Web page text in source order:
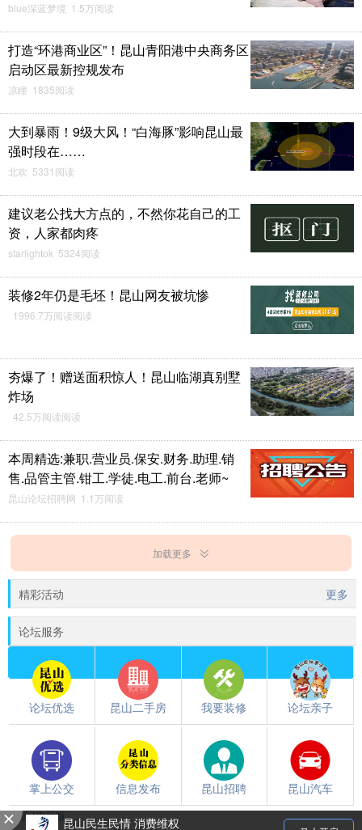
blue深蓝梦境 1.5万阅读
打造“环港商业区”！昆山青阳港中央商务区
启动区最新控规发布
凉瞳 1835阅读
大到暴雨！9级大风！“白海豚”影响昆山最
强时段在……
北欢 5331阅读
建议老公找大方点的，不然你花自己的工
资，人家都肉疼
starlightok 5324阅读
装修2年仍是毛坯！昆山网友被坑惨
1996.7万阅读阅读
夯爆了！赠送面积惊人！昆山临湖真别墅
炸场
42.5万阅读阅读
本周精选:兼职.营业员.保安.财务.助理.销
售.品管主管.钳工.学徒.电工.前台.老师~
昆山论坛招聘网 1.1万阅读
加载更多
精彩活动 更多
论坛服务
论坛优选 昆山二手房 我要装修 论坛亲子
掌上公交 信息发布 昆山招聘 昆山汽车
都翻到这儿了，就下载个昆山论坛APP吧~~
触屏版/电脑版昆山民生民情 消费维权